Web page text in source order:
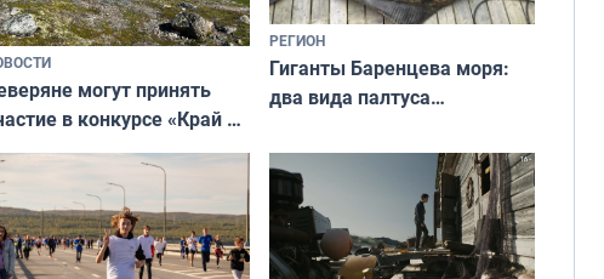
могут принять
в конкурсе «Край у
границы: фотогид
Печенгскому округу»
РЕГИОН
Гиганты Баренцева моря:
два вида палтуса